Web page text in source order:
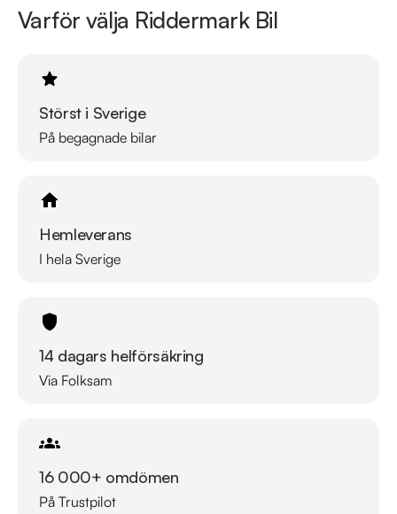
Varför välja Riddermark Bil
Störst i Sverige
På begagnade bilar
Hemleverans
I hela Sverige
14 dagars helförsäkring
Via Folksam
16 000+ omdömen
På Trustpilot